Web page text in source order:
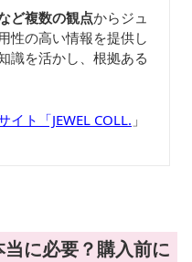
ど複数の観点からジュ
性の高い情報を提供し
識を活かし、根拠ある
ト「JEWEL COLL. 」
に必要？購入前に